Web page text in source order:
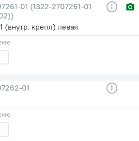
01 (1322-2707261-01
(внутр. крепл) левая
01